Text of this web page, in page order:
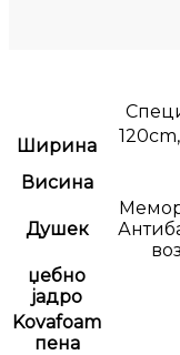
Ширина
Висина
Душек
џебно
јадро
Kovafoam
пена